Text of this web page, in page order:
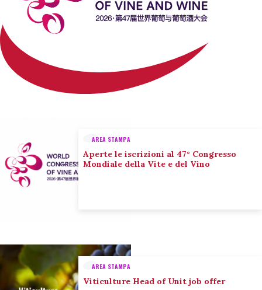
AREA STAMPA
Aperte le iscrizioni al 47° Congresso
Mondiale della Vite e del Vino
AREA STAMPA
Viticulture Head of Unit job offer